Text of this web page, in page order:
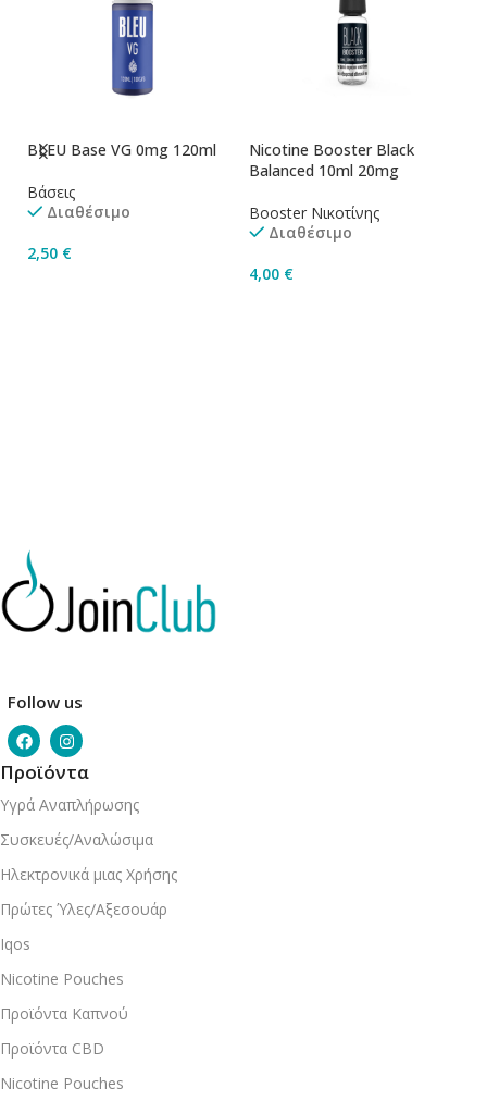
BLEU Base VG 0mg 120ml
Βάσεις
Διαθέσιμο
2,50 €
Nicotine Booster Black
Balanced 10ml 20mg
Booster Νικοτίνης
Διαθέσιμο
4,00 €
Follow us
Προϊόντα
Υγρά Αναπλήρωσης
Συσκευές/Αναλώσιμα
Ηλεκτρονικά μιας Χρήσης
Πρώτες Ύλες/Αξεσουάρ
Iqos
Nicotine Pouches
Προϊόντα Καπνού
Προϊόντα CBD
Nicotine Pouches